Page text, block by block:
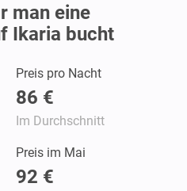
man eine
Ikaria bucht
Preis pro Nacht
86 €
Im Durchschnitt
Preis im Mai
92 €